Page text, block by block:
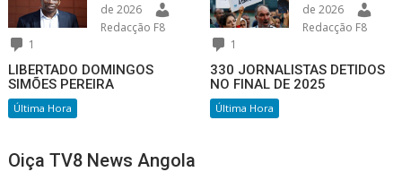
de 2026
Redacção F8
1
LIBERTADO DOMINGOS
SIMÕES PEREIRA
Última Hora
de 2026
Redacção F8
1
330 JORNALISTAS DETIDOS
NO FINAL DE 2025
Última Hora
Oiça TV8 News Angola